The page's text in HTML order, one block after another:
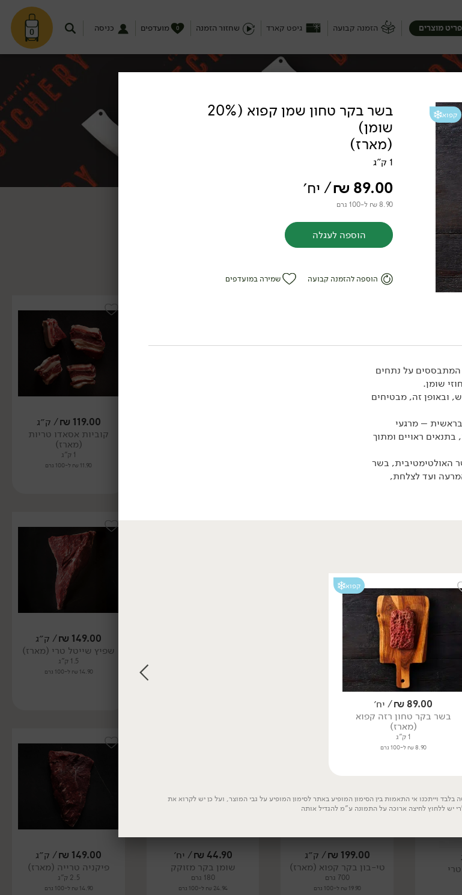
0 הזמנה קבועה גיפט קארד שחזור הזמנה מועדפים 0 כניסה מוצרים
חתכנו, ניקינו וארזנו
במשלוח עד הבית. 100% טבעי, 100% טרי. יש לנו הכל, מאנטריקוט,
ליד.
/ ק״ג
טרי
119.00
₪/ ק״ג
קוביות אסאדו טריות
(מארז)
1 ק"ג
11.90 ₪ ל-100 גרם
99.00
קוביות אונטריב טריות
(מארז)
9.90 ₪ ל-100 גרם
149.00
₪/ ק״ג
שפיץ שייטל טרי (מארז)
1.5 ק"ג
14.90 ₪ ל-100 גרם
199.00
₪/ ק״ג
טי-בון בקר קפוא (מארז)
700 גרם
19.90 ₪ ל-100 גרם
44.90
₪/ יח׳
שומן בקר מזוקק
180 גרם
24.94 ₪ ל-100 גרם
149.00
₪/ ק״ג
פיקניה טרייה (מארז)
2.5 ק"ג
14.90 ₪ ל-100 גרם
קפוא
בשר בקר טחון שמן קפוא (20%
שומן)
(מארז)
1 ק"ג
89.00
₪/ יח׳
8.90 ₪ ל-100 גרם
הוספה לעגלה
הוספה להזמנה קבועה שמירה במועדפים
המתבססים על נתחים
ובאופן זה, מבטיחים
– מרגעי
בתנאים ראויים ומתוך
האולטימטיבית, בשר
ועד לצלחת,
קפוא
89.00
₪/ יח׳
בשר בקר טחון רזה קפוא
(מארז)
1 ק"ג
8.90 ₪ ל-100 גרם
וייתכנו אי התאמות בין הסימון המופיע באתר לסימון המופיע על גבי המוצר, ועל כן יש לקרוא את
יש ללחוץ לחיצה ארוכה על התמונה ע"מ להגדיל אותה